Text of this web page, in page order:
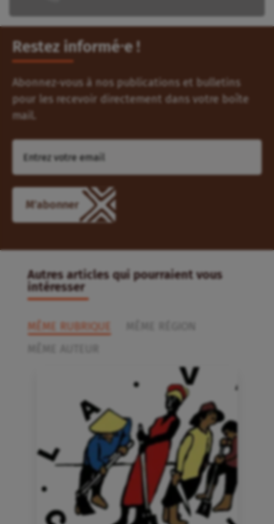
Restez informé⸱e !
Abonnez-vous à nos publications et bulletins
pour les recevoir directement dans votre boîte
mail.
Autres articles qui pourraient vous
intéresser
MÊME RUBRIQUE